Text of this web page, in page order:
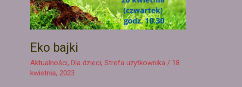
Eko bajki
Aktualności, Dla dzieci, Strefa użytkownika/ 18
kwietnia, 2023